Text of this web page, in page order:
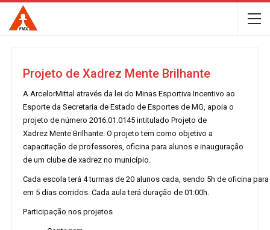
Projeto de Xadrez Mente Brilhante
A ArcelorMittal através da lei do Minas Esportiva Incentivo ao
Esporte da Secretaria de Estado de Esportes de MG, apoia o
projeto de número 2016.01.0145 intitulado Projeto de
Xadrez Mente Brilhante. O projeto tem como objetivo a
capacitação de professores, oficina para alunos e inauguração
de um clube de xadrez no município.
Cada escola terá 4 turmas de 20 alunos cada, sendo 5h de oficina
em 5 dias corridos. Cada aula terá duração de 01:00h.
Participação nos projetos